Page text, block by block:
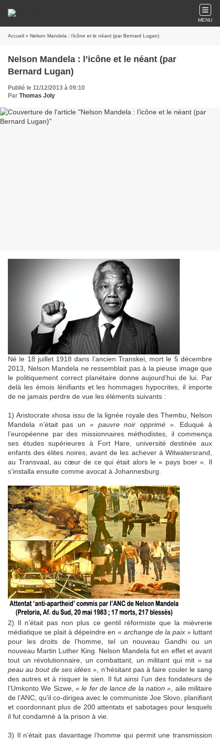
MENU
Accueil » Nelson Mandela : l’icône et le néant (par Bernard Lugan)
Nelson Mandela : l’icône et le néant (par
Bernard Lugan)
Publié le 11/12/2013 à 09:10
Par Thomas Joly
Né le 18 juillet 1918 dans l’ancien Transkei, mort le 5 décembre
2013, Nelson Mandela ne ressemblait pas à la pieuse image que
le politiquement correct planétaire donne aujourd’hui de lui. Par
delà les émois lénifiants et les hommages hypocrites, il importe
de ne jamais perdre de vue les éléments suivants :
1) Aristocrate xhosa issu de la lignée royale des Thembu, Nelson
Mandela n’était pas un « pauvre noir opprimé ». Eduqué à
l’européenne par des missionnaires méthodistes, il commença
ses études supérieures à Fort Hare, université destinée aux
enfants des élites noires, avant de les achever à Witwatersrand,
au Transvaal, au cœur de ce qui était alors le « pays boer ». Il
s’installa ensuite comme avocat à Johannesburg.
2) Il n’était pas non plus ce gentil réformiste que la mièvrerie
médiatique se plait à dépeindre en « archange de la paix »luttant
pour les droits de l’homme, tel un nouveau Gandhi ou un
nouveau Martin Luther King. Nelson Mandela fut en effet et avant
tout un révolutionnaire, un combattant, un militant qui mit « sa
peau au bout de ses idées », n’hésitant pas à faire couler le sang
des autres et à risquer le sien. Il fut ainsi l’un des fondateurs de
l’Umkonto We Sizwe, « le fer de lance de la nation », aile militaire
de l’ANC, qu’il co-dirigea avec le communiste Joe Slovo, planifiant
et coordonnant plus de 200 attentats et sabotages pour lesquels
il fut condamné à la prison à vie.
3) Il n’était pas davantage l’homme qui permit une transmission